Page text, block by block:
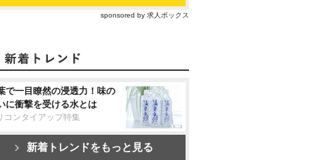
sponsored by 求人ボックス
で一目瞭然の浸透力！味の
に衝撃を受ける水とは
コンタイアップ特集
新着トレンドをもっと見る